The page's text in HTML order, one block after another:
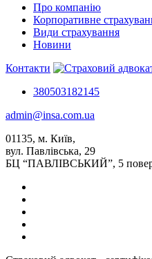
Про компанію
Корпоративне
Види страхування
Новини
Контакти
380503182145
admin@insa.com.ua
01135, м. Київ,
вул. Павлівська, 29
БЦ “ПАВЛІВСЬКИЙ”, 5